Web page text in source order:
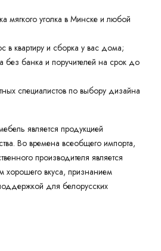
мягкого уголка в Минске и любой
в квартиру и сборка у вас дома;
без банка и поручителей на срок до
специалистов по выбору дизайна
является продукцией
Во времена всеобщего импорта,
производителя является
хорошего вкуса, признанием
для белорусских